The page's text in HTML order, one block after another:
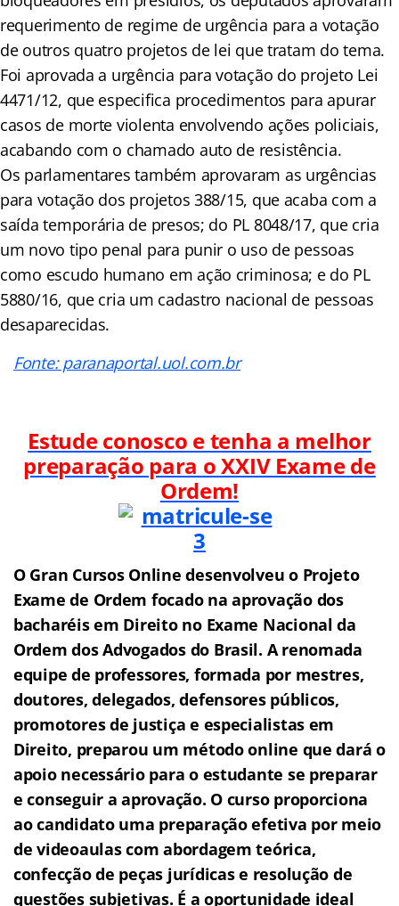
requerimento de regime de urgência para a votação
de outros quatro projetos de lei que tratam do tema.
Foi aprovada a urgência para votação do projeto Lei
4471/12, que especifica procedimentos para apurar
casos de morte violenta envolvendo ações policiais,
acabando com o chamado auto de resistência.
Os parlamentares também aprovaram as urgências
para votação dos projetos 388/15, que acaba com a
saída temporária de presos; do PL 8048/17, que cria
um novo tipo penal para punir o uso de pessoas
como escudo humano em ação criminosa; e do PL
5880/16, que cria um cadastro nacional de pessoas
desaparecidas.
Fonte: paranaportal.uol.com.br
Estude conosco e tenha a melhor
preparação para o XXIV Exame de
Ordem!
O Gran Cursos Online desenvolveu o Projeto
Exame de Ordem focado na aprovação dos
bacharéis em Direito no Exame Nacional da
Ordem dos Advogados do Brasil. A renomada
equipe de professores, formada por mestres,
doutores, delegados, defensores públicos,
promotores de justiça e especialistas em
Direito, preparou um método online que dará o
apoio necessário para o estudante se preparar
e conseguir a aprovação. O curso proporciona
ao candidato uma preparação efetiva por meio
de videoaulas com abordagem teórica,
confecção de peças jurídicas e resolução de
questões subjetivas. É a oportunidade ideal